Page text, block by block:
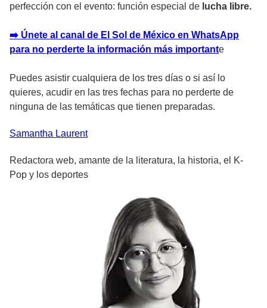
perfección con el evento: función especial de lucha libre.
➡️ Únete al canal de El Sol de México en WhatsApp
para no perderte la información más importante
Puedes asistir cualquiera de los tres días o si así lo
quieres, acudir en las tres fechas para no perderte de
ninguna de las temáticas que tienen preparadas.
Samantha Laurent
Redactora web, amante de la literatura, la historia, el K-
Pop y los deportes